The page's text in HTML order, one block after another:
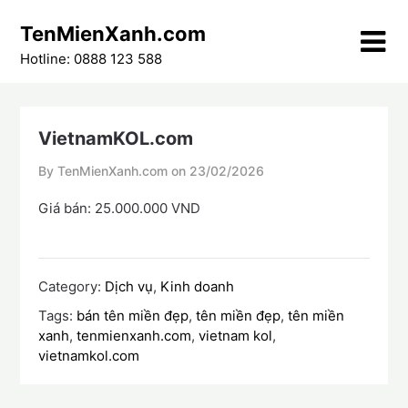
content
TenMienXanh.com
Hotline: 0888 123 588
VietnamKOL.com
By TenMienXanh.com on 23/02/2026
Giá bán: 25.000.000 VND
Category: Dịch vụ, Kinh doanh
Tags: bán tên miền đẹp,tên miền đẹp,tên miền
xanh,tenmienxanh.com,vietnam kol,
vietnamkol.com